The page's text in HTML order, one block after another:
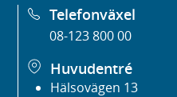
Telefonväxel
08-123 800 00
Huvudentré
Hälsovägen 13